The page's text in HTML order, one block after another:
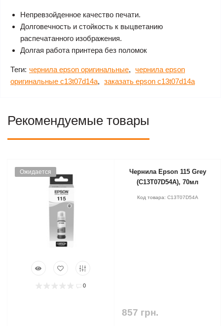
Непревзойденное качество печати.
Долговечность и стойкость к выцветанию
распечатанного изображения.
Долгая работа принтера без поломок
Теги: чернила epson оригинальные, чернила epson
оригинальные c13t07d14a, заказать epson c13t07d14a
Рекомендуемые товары
Ожидается
0
Чернила Epson 115 Grey
(C13T07D54A), 70мл
Код товара: C13T07D54A
857 грн.